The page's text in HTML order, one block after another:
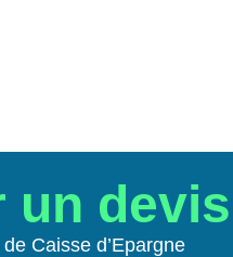
un devis
Caisse d’Epargne